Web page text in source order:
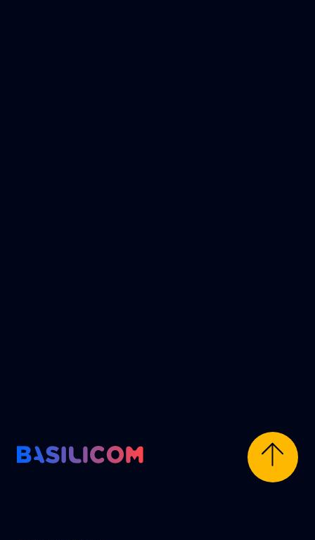
Company Logo von Basilicom GmbH